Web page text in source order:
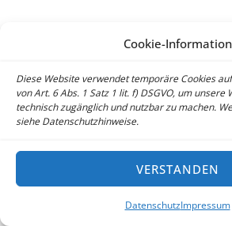
Cookie-Information
Diese Website verwendet temporäre Cookies
von Art. 6 Abs. 1 Satz 1 lit. f) DSGVO, um unsere
technisch zugänglich und nutzbar zu machen.
siehe Datenschutzhinweise.
VERSTANDEN
DatenschutzImpressum